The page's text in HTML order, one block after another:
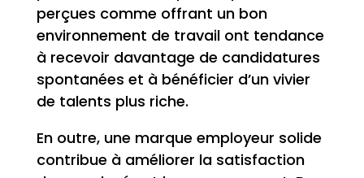
perçues comme offrant un bon
environnement de travail ont tendance
à recevoir davantage de candidatures
spontanées et à bénéficier d’un vivier
de talents plus riche.
En outre, une marque employeur solide
contribue à améliorer la satisfaction